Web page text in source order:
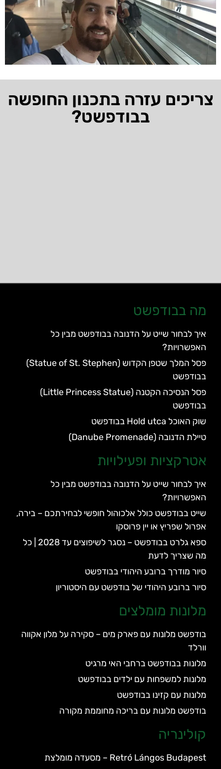
צריכים עזרה בתכנון החופשה
בבודפשט?
מה בבודפשט
איך לבחור שייט על הדנובה בבודפשט מבין כל
האפשרויות?
פסל המלך שטפן הקדוש (Statue of St. Stephen)
בבודפשט
פסל הנסיכה הקטנה (Little Princess Statue)
בבודפשט
שוק האוכל Hold utca בבודפשט
טיילת הדנובה (Danube Promenade)
אטרקציות ופעילויות
איך לבחור שייט על הדנובה בבודפשט מבין כל
האפשרויות?
שייט בבודפשט כולל אלכוהול חופשי לבחירתכם – בירה,
אפרול שפריץ או יין פרוסקו
ספא גלרט בבודפשט – נסגר לשיפוצים עד 2028 | כל
מה שצריך לדעת
סיור מודרך ברובע היהודי בבודפשט
סיור ברובע היהודי של בודפשט עם היסטוריון
מלונות מומלצים
בודפשט מלונות עם פארק מים – סקירה על מלון אקווה
וורלד
מלונות בבודפשט ברחבי האי מרגיט
מלונות למשפחות עם ילדים בבודפשט
מלונות עם קזינו בבודפשט
בודפשט מלונות עם בריכה מחוממת מקורה
קולינריה
Retró Lángos Budapest – מסעדה מומלצת